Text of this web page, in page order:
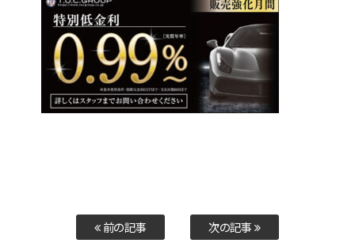
前の記事 次の記事